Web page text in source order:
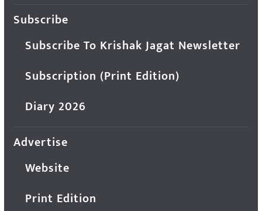
Subscribe
Subscribe To Krishak Jagat Newsletter
Subscription (Print Edition)
Diary 2026
Advertise
Website
Print Edition